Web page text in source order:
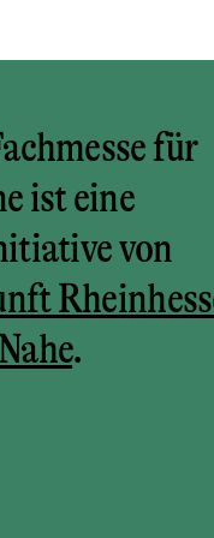
für
ist eine
von
.